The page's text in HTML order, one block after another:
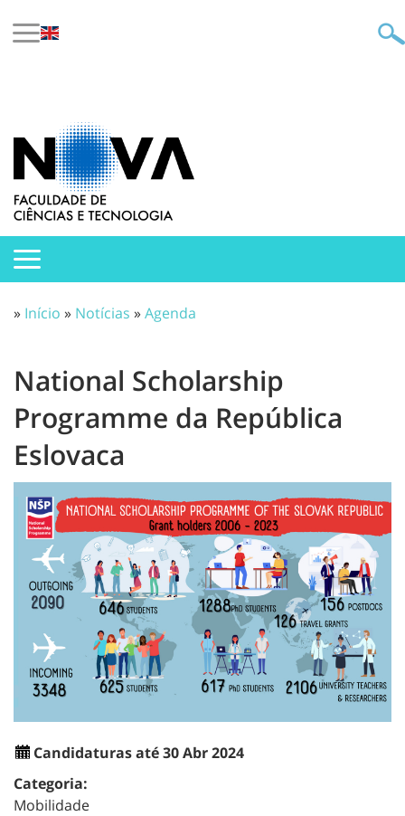
» Início » Notícias »Agenda
National Scholarship
Programme da República
Eslovaca
Candidaturas até 30 Abr 2024
Categoria:
Mobilidade